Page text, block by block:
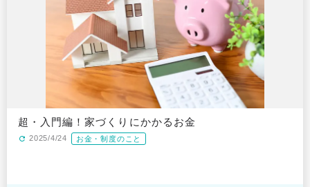
超・入門編！家づくりにかかるお金
2025/4/24 お金・制度のこと